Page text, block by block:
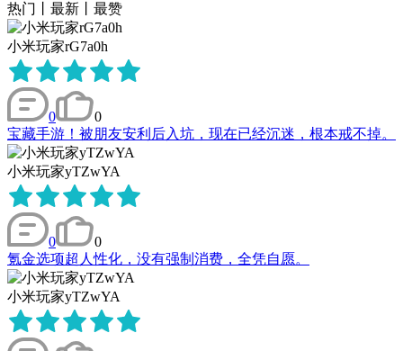
热门
最新 最赞
小米玩家rG7a0h
0
0
宝藏手游！被朋友安利后入坑，现在已经沉迷，根本戒不掉。
小米玩家yTZwYA
0
0
氪金选项超人性化，没有强制消费，全凭自愿。
小米玩家yTZwYA